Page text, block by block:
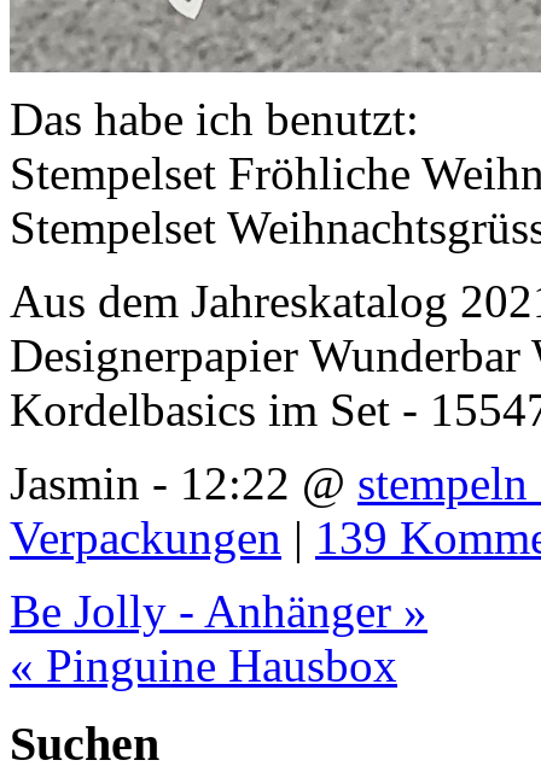
Das habe ich benutzt:
Stempelset Fröhliche
Stempelset
Aus dem Jahreskatalog
Designerpapier
Kordelbasics im Set -
Jasmin - 12:22 @
Verpackungen | 139
Be Jolly - Anhänger »
« Pinguine Hausbox
Suchen